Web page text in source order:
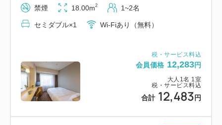
可）
高さ制限 2．3mまで（200台以上）
営業時間：24時間営業
※途中出庫の際はその都度料金が発生します。
税・サービス料込
会員価格 12,283円
大人 1 名 1 室
税・サービス料込
合計 12,483 円
禁煙 18.00m2 1~2名
セミダブル×1 Wi-Fiあり（無料）